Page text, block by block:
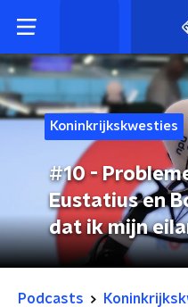
Koninkrijkskwesties
#10 -
Eustatius en
dat ik mijn
Podcasts